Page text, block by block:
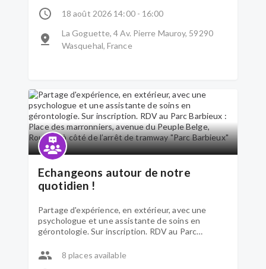
18 août 2026 14:00 - 16:00
La Goguette, 4 Av. Pierre Mauroy, 59290
Wasquehal, France
Echangeons autour de notre
quotidien !
Partage d'expérience, en extérieur, avec une
psychologue et une assistante de soins en
gérontologie. Sur inscription. RDV au Parc
Peuple Belge, Roubaix, à côté de l’arrêt de
8 places available